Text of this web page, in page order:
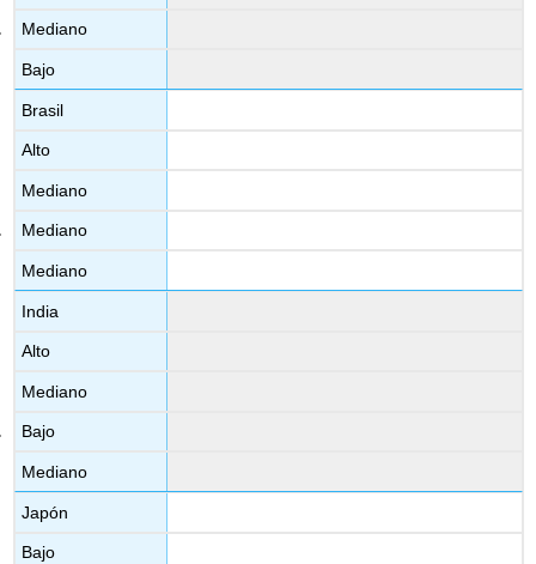
Mediano
Bajo
Brasil
Alto
Mediano
Mediano
Mediano
India
Alto
Mediano
Bajo
Mediano
Japón
Bajo